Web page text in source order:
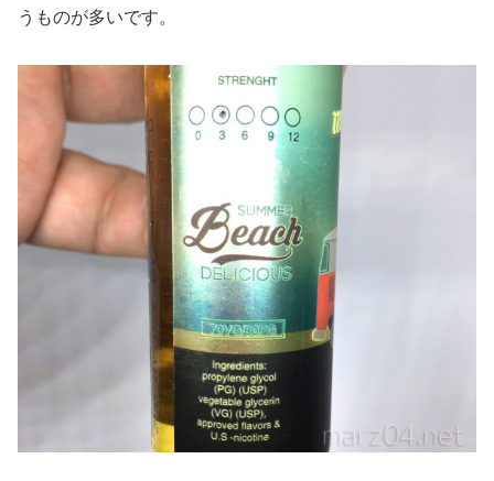
うものが多いです。